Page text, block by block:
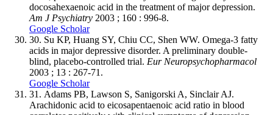
docosahexaenoic acid in the treatment of major depression.
Am J Psychiatry 2003 ; 160 : 996-8.
Google Scholar
30. Su KP, Huang SY, Chiu CC, Shen WW. Omega-3 fatty
acids in major depressive disorder. A preliminary double-
blind, placebo-controlled trial. Eur Neuropsychopharmacol
2003 ; 13 : 267-71.
Google Scholar
31. Adams PB, Lawson S, Sanigorski A, Sinclair AJ.
Arachidonic acid to eicosapentaenoic acid ratio in blood